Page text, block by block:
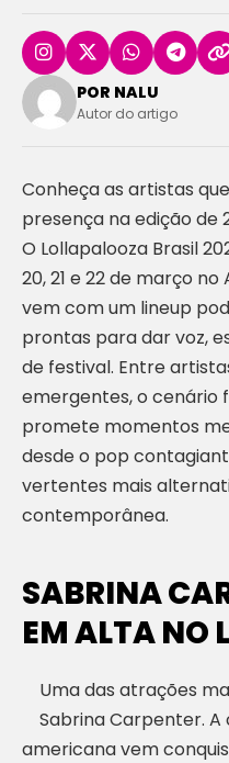
POR NALU
Autor do artigo
Conheça as artistas
presença na edição de
O Lollapalooza Brasil
20, 21 e 22 de março
vem com um lineup
prontas para dar voz,
de festival. Entre
emergentes, o cenário
promete momentos
desde o pop
vertentes mais
contemporânea.
SABRINA
EM ALTA NO
Uma das atrações
Sabrina Carpenter.
americana vem